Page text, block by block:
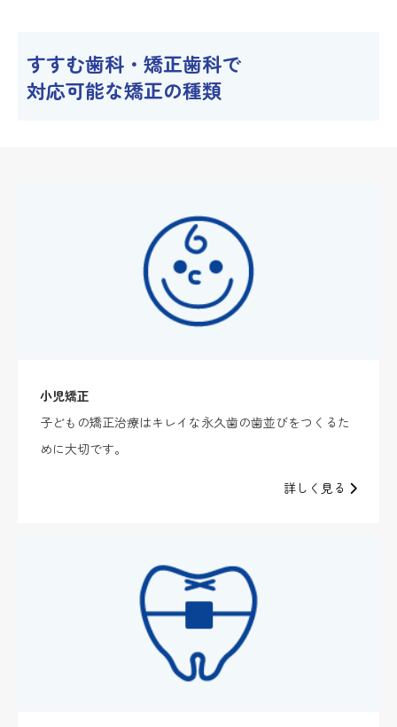
すすむ歯科・矯正歯科で
対応可能な矯正の種類
小児矯正
子どもの矯正治療はキレイな永久歯の歯並びをつくるた
めに大切です。
詳しく見る